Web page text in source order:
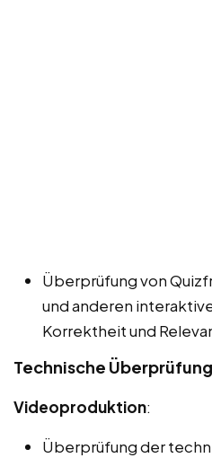
Überprüfung von
und anderen
Korrektheit und
Technische Überprüfung
Videoproduktion:
Überprüfung der